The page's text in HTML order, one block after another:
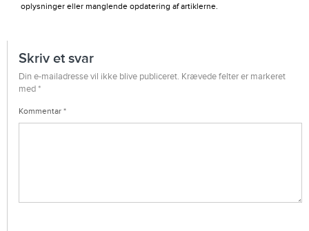
oplysninger eller manglende opdatering af artiklerne.
Skriv et svar
Din e-mailadresse vil ikke blive publiceret. Krævede felter er markeret
med*
Kommentar *